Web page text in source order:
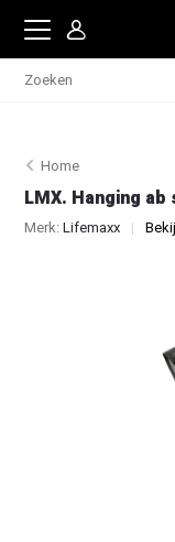
Home
LMX. Hanging
Merk:Lifemaxx